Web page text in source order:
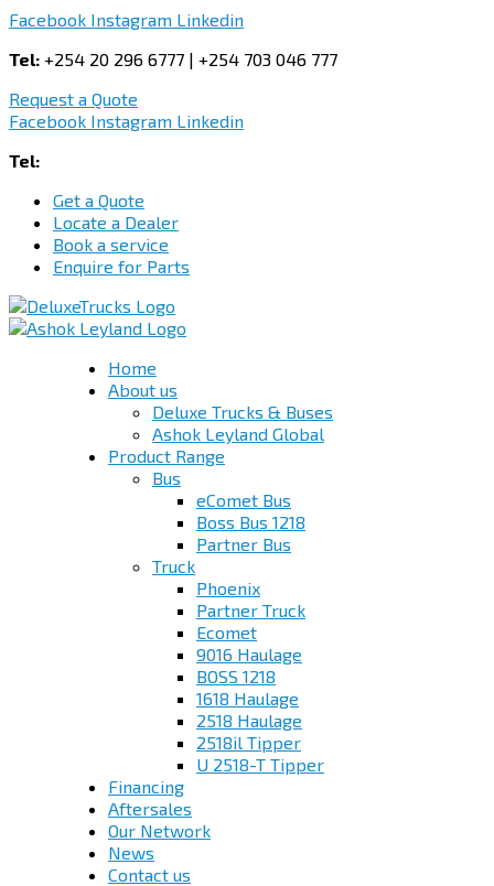
Facebook Instagram Linkedin
Tel: +254 20 296 6777 | +254 703 046 777
Request a Quote
Facebook Instagram Linkedin
Tel:
Get a Quote
Locate a Dealer
Book a service
Enquire for Parts
Home
About us
Deluxe Trucks & Buses
Ashok Leyland Global
Product Range
Bus
eComet Bus
Boss Bus 1218
Partner Bus
Truck
Phoenix
Partner Truck
Ecomet
9016 Haulage
BOSS 1218
1618 Haulage
2518 Haulage
2518il Tipper
U 2518-T Tipper
Financing
Aftersales
Our Network
News
Contact us